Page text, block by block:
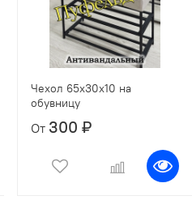
Чехол 65х30х10 на
обувницу
От 300 ₽